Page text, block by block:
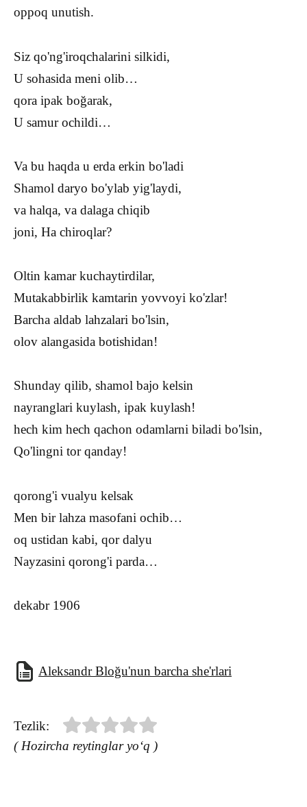
oppoq unutish.
Siz qo'ng'iroqchalarini silkidi,
U sohasida meni olib…
qora ipak boğarak,
U samur ochildi…
Va bu haqda u erda erkin bo'ladi
Shamol daryo bo'ylab yig'laydi,
va halqa, va dalaga chiqib
joni, Ha chiroqlar?
Oltin kamar kuchaytirdilar,
Mutakabbirlik kamtarin yovvoyi ko'zlar!
Barcha aldab lahzalari bo'lsin,
olov alangasida botishidan!
Shunday qilib, shamol bajo kelsin
nayranglari kuylash, ipak kuylash!
hech kim hech qachon odamlarni biladi bo'lsin,
Qo'lingni tor qanday!
qorong'i vualyu kelsak
Men bir lahza masofani ochib…
oq ustidan kabi, qor dalyu
Nayzasini qorong'i parda…
dekabr 1906
Aleksandr Bloğu'nun barcha she'rlari
Tezlik:
( Hozircha reytinglar yo‘q )